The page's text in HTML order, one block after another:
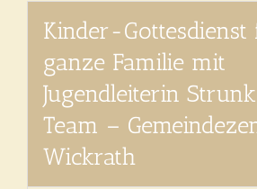
Kinder-Gottesdienst
ganze Familie mit
Jugendleiterin
Team –
Wickrath